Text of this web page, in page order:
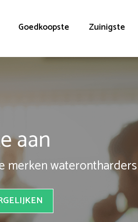
Goedkoopste Zuinigste
aan
merken waterontharders